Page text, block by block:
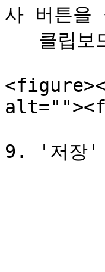
사 버튼을